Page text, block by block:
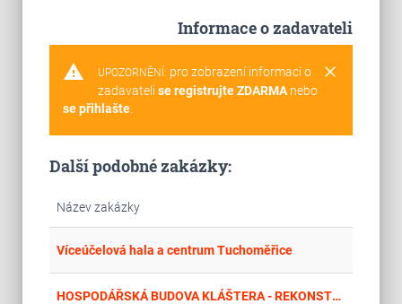
Informace o zadavateli
warning clear
UPOZORNĚNÍ: pro zobrazení informací o
zadavateli se registrujte ZDARMAnebo
se přihlašte.
Další podobné zakázky:
Název zakázky
Víceúčelová hala a centrum Tuchoměřice
HOSPODÁŘSKÁ BUDOVA KLÁŠTERA - REKONSTRUKCE